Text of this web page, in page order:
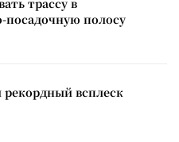
трассу в
посадочную полосу
всплеск